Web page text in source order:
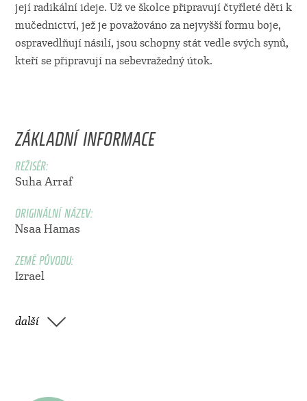
její radikální ideje. Už ve školce připravují čtyřleté děti k
mučednictví, jež je považováno za nejvyšší formu boje,
ospravedlňují násilí, jsou schopny stát vedle svých synů,
kteří se připravují na sebevražedný útok.
ZÁKLADNÍ INFORMACE
REŽISÉR:
Suha Arraf
ORIGINÁLNÍ NÁZEV:
Nsaa Hamas
ZEMĚ PŮVODU:
Izrael
další